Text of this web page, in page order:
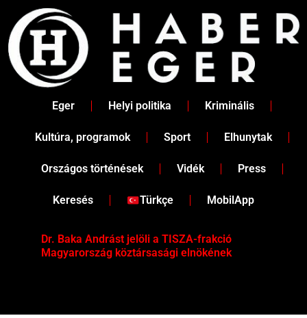
content
Eger Helyi politika Kriminális
Kultúra, programok Sport Elhunytak
Országos történések Vidék Press
Keresés Türkçe MobilApp
Dr. Baka Andrást jelöli a TISZA-frakció
Magyarország köztársasági elnökének